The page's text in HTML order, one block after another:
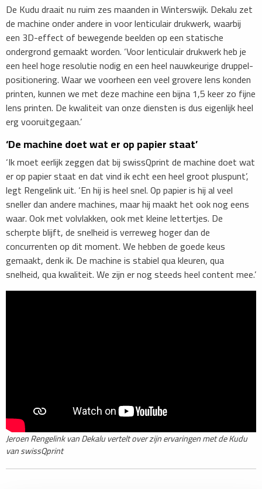
De Kudu draait nu ruim zes maanden in Winterswijk. Dekalu zet
de machine onder andere in voor lenticulair drukwerk, waarbij
een 3D-effect of bewegende beelden op een statische
ondergrond gemaakt worden. ‘Voor lenticulair drukwerk heb je
een heel hoge resolutie nodig en een heel nauwkeurige druppel-
positionering. Waar we voorheen een veel grovere lens konden
printen, kunnen we met deze machine een bijna 1,5 keer zo fijne
lens printen. De kwaliteit van onze diensten is dus eigenlijk heel
erg vooruitgegaan.’
‘De machine doet wat er op papier staat’
‘Ik moet eerlijk zeggen dat bij swissQprint de machine doet wat
er op papier staat en dat vind ik echt een heel groot pluspunt’,
legt Rengelink uit. ‘En hij is heel snel. Op papier is hij al veel
sneller dan andere machines, maar hij maakt het ook nog eens
waar. Ook met volvlakken, ook met kleine lettertjes. De
scherpte blijft, de snelheid is verreweg hoger dan de
concurrenten op dit moment. We hebben de goede keus
gemaakt, denk ik. De machine is stabiel qua kleuren, qua
snelheid, qua kwaliteit. We zijn er nog steeds heel content mee.’
Jeroen Rengelink van Dekalu vertelt over zijn ervaringen met de Kudu
van swissQprint